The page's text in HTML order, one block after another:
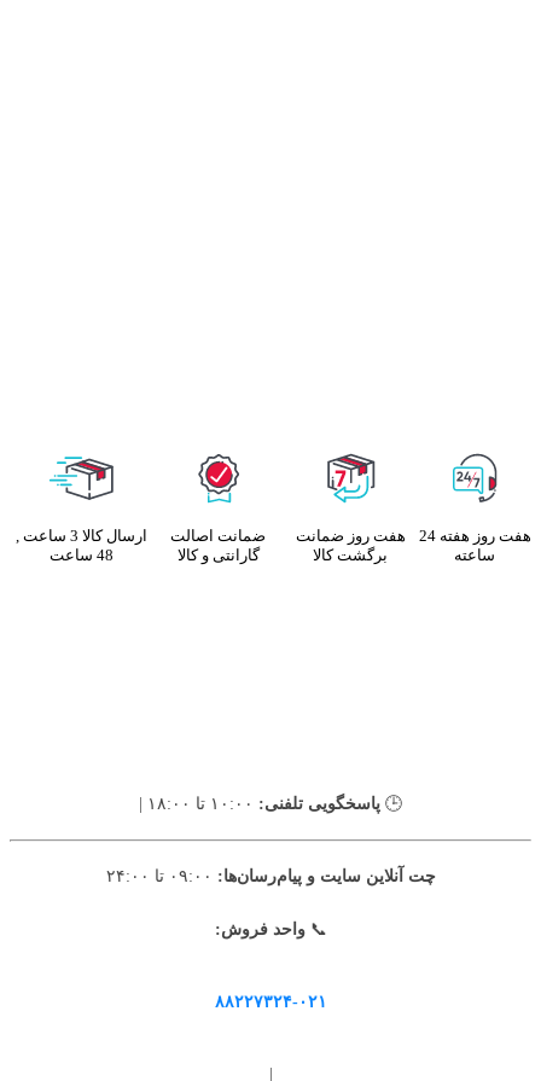
هفت روز هفته 24
ساعته
هفت روز ضمانت
برگشت کالا
ضمانت اصالت
گارانتی و کالا
ارسال کالا 3 ساعت ,
48 ساعت
🕒 پاسخگویی تلفنی:
چت آنلاین سایت و پیام‌رسان‌ها:
📞واحد فروش:
۸۸۲۲۷۳۲۴-۰۲۱